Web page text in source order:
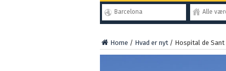
Barcelona Alle
Home / Hvad er nyt/ Hospital de Sant